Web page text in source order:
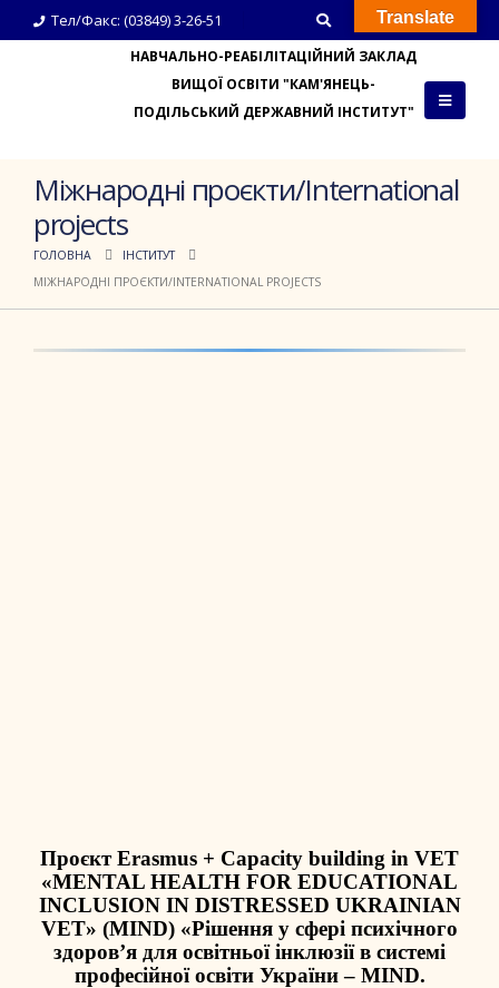
Тел/Факс: (03849) 3-26-51
НАВЧАЛЬНО-РЕАБІЛІТАЦІЙНИЙ ЗАКЛАД
ВИЩОЇ ОСВІТИ "КАМ'ЯНЕЦЬ-
ПОДІЛЬСЬКИЙ ДЕРЖАВНИЙ ІНСТИТУТ"
Міжнародні проєкти/International
projects
ГОЛОВНА
ІНСТИТУТ
МІЖНАРОДНІ ПРОЄКТИ/INTERNATIONAL PROJECTS
Проєкт Erasmus + Capacity building in VET
«MENTAL HEALTH FOR EDUCATIONAL
INCLUSION IN DISTRESSED UKRAINIAN
VET» (MIND) «Рішення у сфері психічного
здоров’я для освітньої інклюзії в системі
професійної освіти України – MIND.
Translate